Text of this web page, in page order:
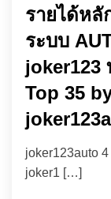
รายได้ห
ระบบ
joker123
Top 35
joker123auto
joker1 […]